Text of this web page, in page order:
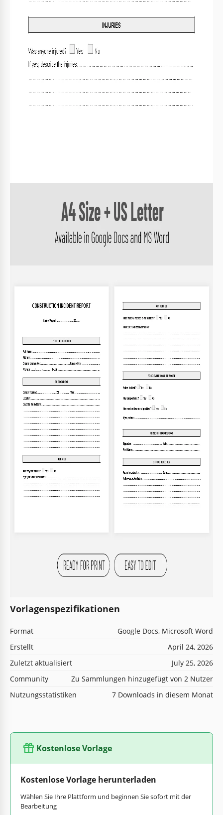
Vorlagenspezifikationen
Format
Google Docs, Microsoft Word
Erstellt
April 24, 2026
Zuletzt aktualisiert
July 25, 2026
Community
Zu Sammlungen hinzugefügt von 2 Nutzer
Nutzungsstatistiken
7 Downloads in diesem Monat
Kostenlose Vorlage
Kostenlose Vorlage herunterladen
Wählen Sie Ihre Plattform und beginnen Sie sofort mit der
Bearbeitung